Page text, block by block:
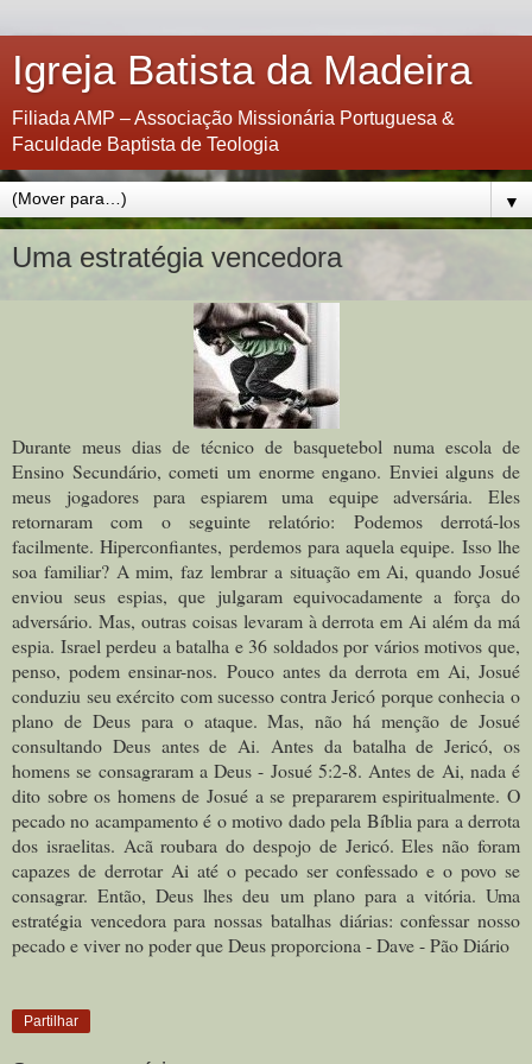
Igreja Batista da Madeira
Filiada AMP – Associação Missionária Portuguesa &
Faculdade Baptista de Teologia
▼
Uma estratégia vencedora
Durante meus dias de técnico de basquetebol numa escola de
Ensino Secundário, cometi um enorme engano. Enviei alguns de
meus jogadores para espiarem uma equipe adversária. Eles
retornaram com o seguinte relatório: Podemos derrotá-los
facilmente. Hiperconfiantes, perdemos para aquela equipe. Isso lhe
soa familiar? A mim, faz lembrar a situação em Ai, quando Josué
enviou seus espias, que julgaram equivocadamente a força do
adversário. Mas, outras coisas levaram à derrota em Ai além da má
espia. Israel perdeu a batalha e 36 soldados por vários motivos que,
penso, podem ensinar-nos. Pouco antes da derrota em Ai, Josué
conduziu seu exército com sucesso contra Jericó porque conhecia o
plano de Deus para o ataque. Mas, não há menção de Josué
consultando Deus antes de Ai. Antes da batalha de Jericó, os
homens se consagraram a Deus - Josué 5:2-8. Antes de Ai, nada é
dito sobre os homens de Josué a se prepararem espiritualmente. O
pecado no acampamento é o motivo dado pela Bíblia para a derrota
dos israelitas. Acã roubara do despojo de Jericó. Eles não foram
capazes de derrotar Ai até o pecado ser confessado e o povo se
consagrar. Então, Deus lhes deu um plano para a vitória. Uma
estratégia vencedora para nossas batalhas diárias: confessar nosso
pecado e viver no poder que Deus proporciona - Dave - Pão Diário
Partilhar